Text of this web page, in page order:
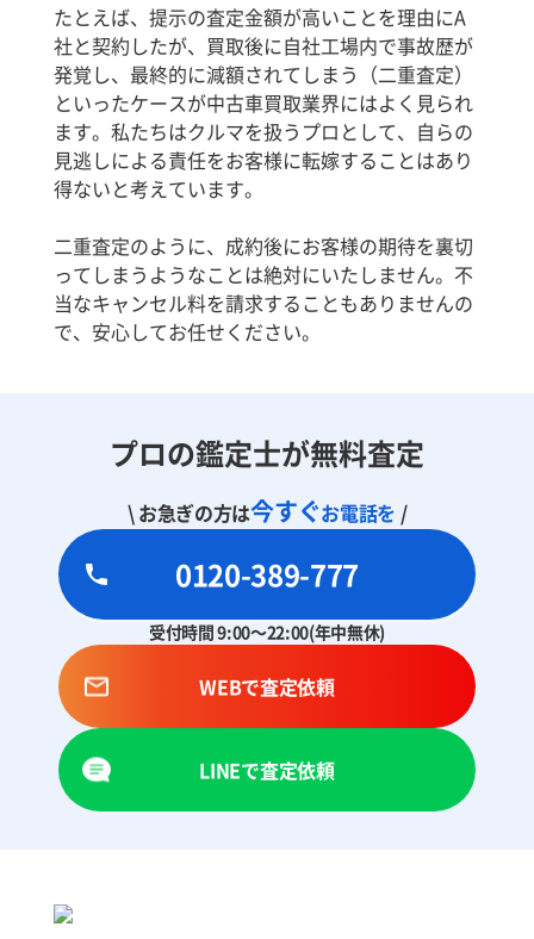
たとえば、提示の査定金額が高いことを理由にA
社と契約したが、買取後に自社工場内で事故歴が
発覚し、最終的に減額されてしまう（二重査定）
といったケースが中古車買取業界にはよく見られ
ます。私たちはクルマを扱うプロとして、自らの
見逃しによる責任をお客様に転嫁することはあり
得ないと考えています。
二重査定のように、成約後にお客様の期待を裏切
ってしまうようなことは絶対にいたしません。不
当なキャンセル料を請求することもありませんの
で、安心してお任せください。
プロの鑑定士が無料査定
\ お急ぎの方は今すぐお電話を /
0120-389-777
受付時間 9:00～22:00(年中無休)
WEBで査定依頼
LINEで査定依頼